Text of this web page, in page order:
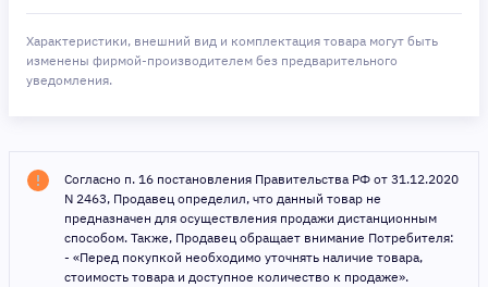
Характеристики, внешний вид и комплектация товара могут быть
изменены фирмой-производителем без предварительного
уведомления.
Согласно п. 16 постановления Правительства РФ от 31.12.2020
N 2463, Продавец определил, что данный товар не
предназначен для осуществления продажи дистанционным
способом. Также, Продавец обращает внимание Потребителя:
- «Перед покупкой необходимо уточнять наличие товара,
стоимость товара и доступное количество к продаже».